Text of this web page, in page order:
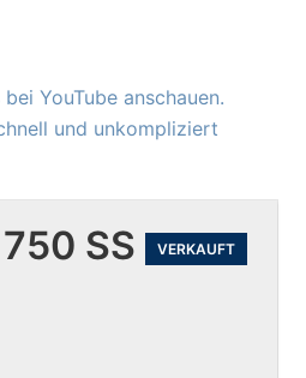
YouTube anschauen.
und unkompliziert
SS VERKAUFT